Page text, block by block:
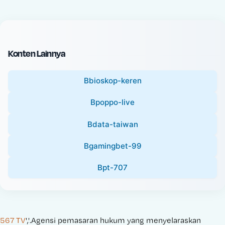
c
e
Konten Lainnya
Bbioskop-keren
Bpoppo-live
Bdata-taiwan
Bgamingbet-99
Bpt-707
567 TV','.Agensi pemasaran hukum yang menyelaraskan